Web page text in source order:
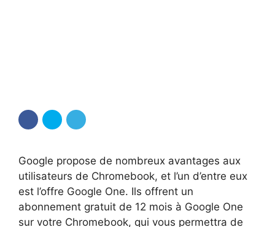
Google propose de nombreux avantages aux
utilisateurs de Chromebook, et l’un d’entre eux
est l’offre Google One. Ils offrent un
abonnement gratuit de 12 mois à Google One
sur votre Chromebook, qui vous permettra de